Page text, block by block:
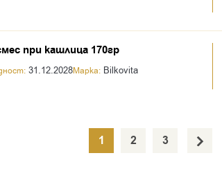
при кашлица 170гр
31.12.2028Марка: Bilkovita
1 2 3